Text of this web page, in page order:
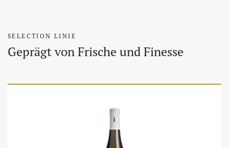
SELECTION LINIE
Geprägt von Frische und Finesse
Weine
Weine